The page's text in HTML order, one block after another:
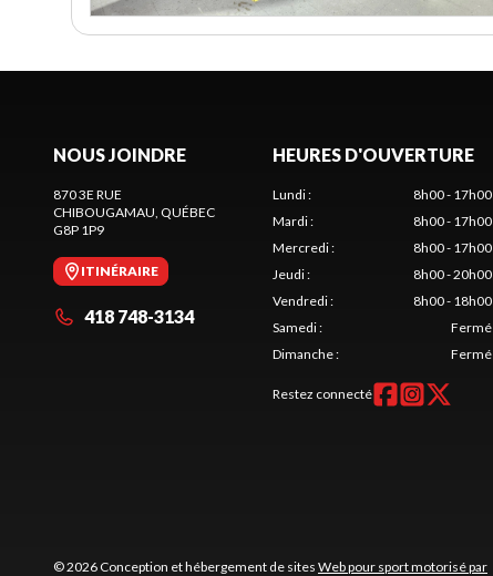
NOUS JOINDRE
870 3E RUE
CHIBOUGAMAU , QUÉBEC
G8P 1P9
ITINÉRAIRE
418 748-3134
HEURES D'OUVERTURE
Lundi:
8h00 - 17h00
Mardi:
8h00 - 17h00
Mercredi:
8h00 - 17h00
Jeudi:
8h00 - 20h00
Vendredi:
8h00 - 18h00
Samedi:
Fermé
Dimanche: Fermé
Restez connecté
© 2026 Conception et hébergement de sites Web pour sport motorisé par